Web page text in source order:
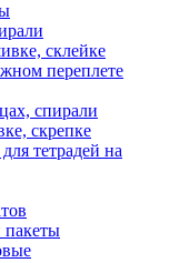
склейке
переплете
спирали
скрепке
тетрадей на
пакеты